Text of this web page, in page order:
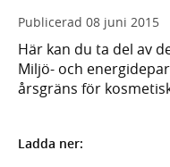
Publicerad 08 juni 2015
Här kan du ta del av
Miljö- och
årsgräns för
Ladda ner: